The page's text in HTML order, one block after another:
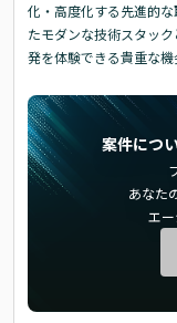
化・高度化する先進的
たモダンな技術スタッ
発を体験できる貴重な機
案件につ
あなた
エ